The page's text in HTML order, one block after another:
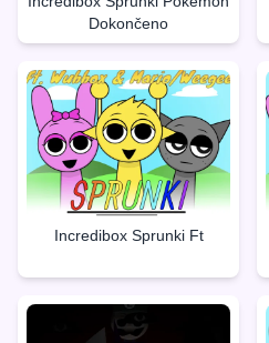
Dokončeno
Incredibox Sprunki Ft